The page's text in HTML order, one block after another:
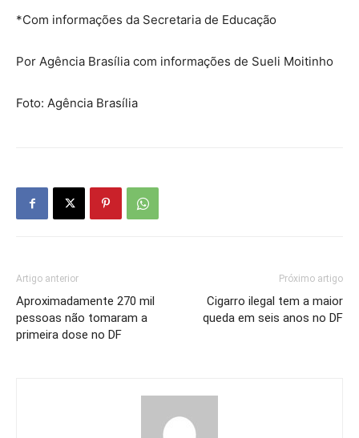
*Com informações da Secretaria de Educação
Por Agência Brasília com informações de Sueli Moitinho
Foto: Agência Brasília
Artigo anterior
Aproximadamente 270 mil
pessoas não tomaram a
primeira dose no DF
Próximo artigo
Cigarro ilegal tem a maior
queda em seis anos no DF